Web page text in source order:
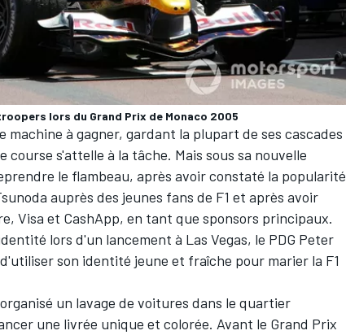
lors du Grand Prix de Monaco 2005
machine à gagner, gardant la plupart de ses cascades
s'attelle à la tâche. Mais sous sa nouvelle
le flambeau, après avoir constaté la popularité
auprès des jeunes fans de F1 et après avoir
Visa et CashApp, en tant que sponsors principaux.
lors d'un lancement à Las Vegas, le PDG Peter
son identité jeune et fraîche pour marier la F1
un lavage de voitures dans le quartier
une livrée unique et colorée. Avant le Grand Prix